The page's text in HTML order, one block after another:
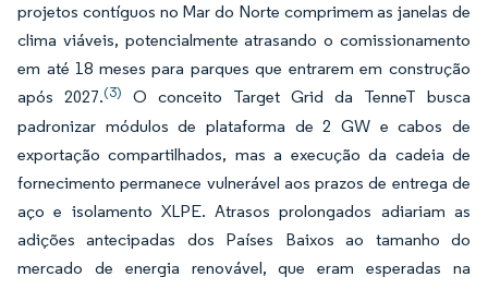
projetos contíguos no Mar do Norte comprimem as janelas de
clima viáveis, potencialmente atrasando o comissionamento
em até 18 meses para parques que entrarem em construção
após 2027.(3)
O conceito Target Grid da TenneT busca
padronizar módulos de plataforma de 2 GW e cabos de
exportação compartilhados, mas a execução da cadeia de
fornecimento permanece vulnerável aos prazos de entrega de
aço e isolamento XLPE. Atrasos prolongados adiariam as
adições antecipadas dos Países Baixos ao tamanho do
mercado de energia renovável, que eram esperadas na